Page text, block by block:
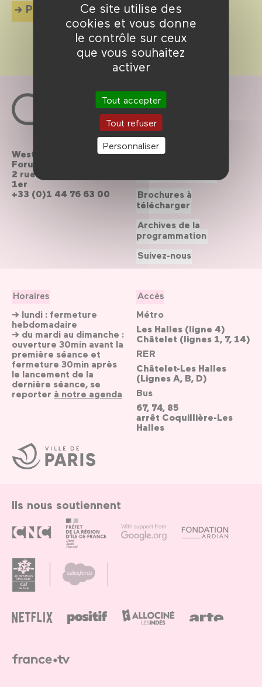
Ce site utilise des
cookies et vous donne
le contrôle sur ceux
que vous souhaitez
activer
Tout accepter
Tout refuser
Personnaliser
Plus d'info
Ville
de
Paris
Westfield
Forum des Halles
2 rue du cinéma, Paris
1er
+33 (0)1 44 76 63 00
Horaires
→ lundi : fermeture
hebdomadaire
→ du mardi au dimanche :
ouverture 30min avant la
première séance et
fermeture 30min après
le lancement de la
dernière séance, se
reporter à notre agenda
Accès
Métro
Les Halles (ligne 4)
Châtelet (lignes 1, 7, 14)
RER
Châtelet-Les Halles
(Lignes A, B, D)
Bus
67, 74, 85
arrêt Coquillière-Les
Halles
Contactez-nous
Brochures à
télécharger
Archives de la
programmation
Suivez-nous
Ils nous soutiennent